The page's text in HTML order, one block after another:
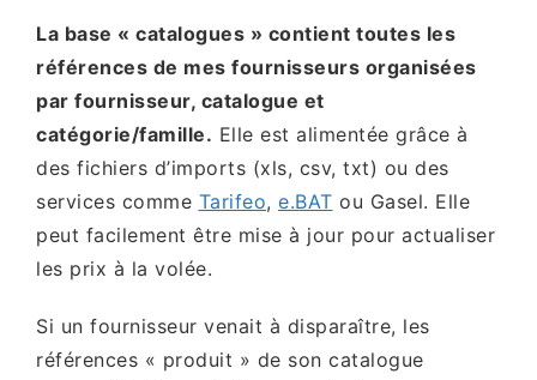
La base « catalogues » contient toutes les
références de mes fournisseurs organisées
par fournisseur, catalogue et
catégorie/famille. Elle est alimentée grâce à
des fichiers d’imports (xls, csv, txt) ou des
services comme Tarifeo, e.BAT ou Gasel. Elle
peut facilement être mise à jour pour actualiser
les prix à la volée.
Si un fournisseur venait à disparaître, les
références « produit » de son catalogue